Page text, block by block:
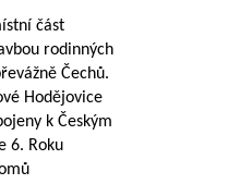
část
rodinných
Čechů.
Hodějovice
k Českým
6. Roku